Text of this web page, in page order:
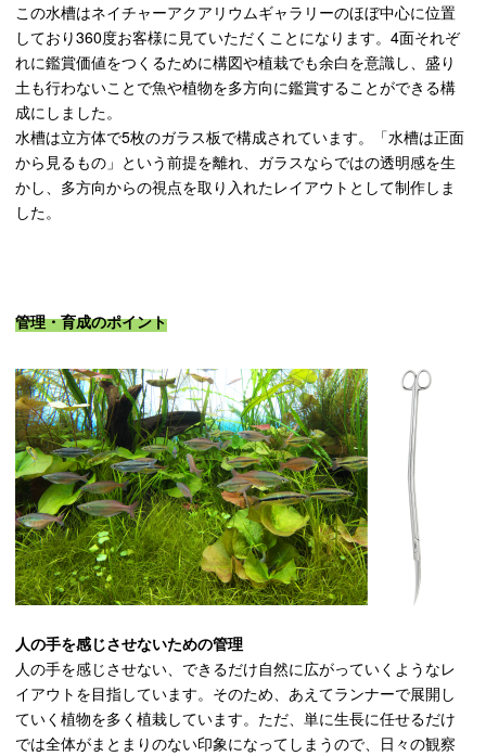
この水槽はネイチャーアクアリウムギャラリーのほぼ中心に位置
しており360度お客様に見ていただくことになります。4面それぞ
れに鑑賞価値をつくるために構図や植栽でも余白を意識し、盛り
土も行わないことで魚や植物を多方向に鑑賞することができる構
成にしました。
水槽は立方体で5枚のガラス板で構成されています。「水槽は正面
から見るもの」という前提を離れ、ガラスならではの透明感を生
かし、多方向からの視点を取り入れたレイアウトとして制作しま
した。
管理・育成のポイント
人の手を感じさせないための管理
人の手を感じさせない、できるだけ自然に広がっていくようなレ
イアウトを目指しています。そのため、あえてランナーで展開し
ていく植物を多く植栽しています。ただ、単に生長に任せるだけ
では全体がまとまりのない印象になってしまうので、日々の観察